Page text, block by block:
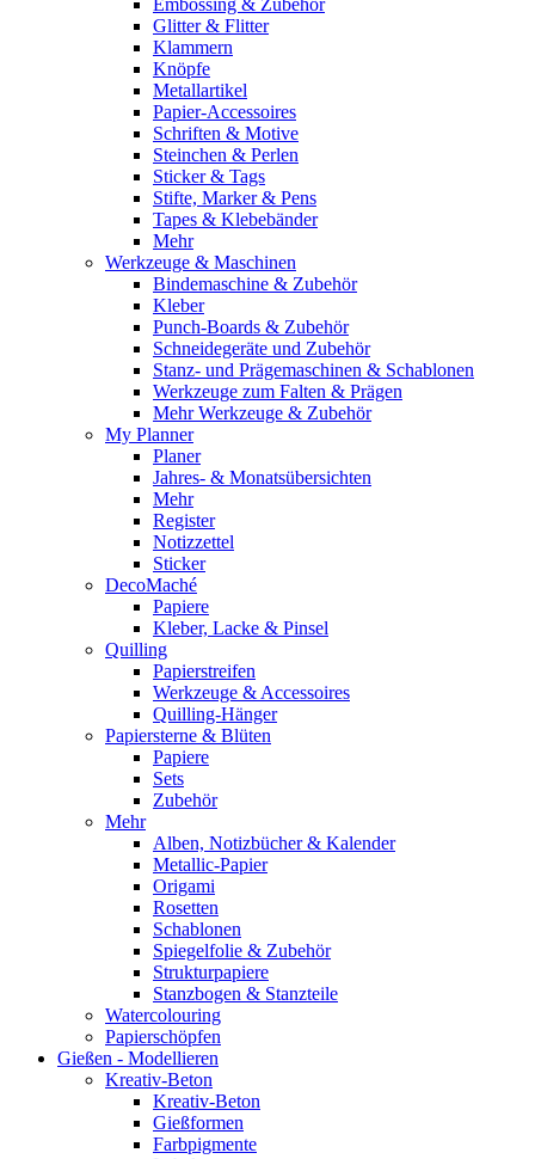
Embossing & Zubehör
Glitter & Flitter
Klammern
Knöpfe
Metallartikel
Papier-Accessoires
Schriften & Motive
Steinchen & Perlen
Sticker & Tags
Stifte, Marker & Pens
Tapes & Klebebänder
Mehr
Werkzeuge & Maschinen
Bindemaschine & Zubehör
Kleber
Punch-Boards & Zubehör
Schneidegeräte und Zubehör
Stanz- und Prägemaschinen & Schablonen
Werkzeuge zum Falten & Prägen
Mehr Werkzeuge & Zubehör
My Planner
Planer
Jahres- & Monatsübersichten
Mehr
Register
Notizzettel
Sticker
DecoMaché
Papiere
Kleber, Lacke & Pinsel
Quilling
Papierstreifen
Werkzeuge & Accessoires
Quilling-Hänger
Papiersterne & Blüten
Papiere
Sets
Zubehör
Mehr
Alben, Notizbücher & Kalender
Metallic-Papier
Origami
Rosetten
Schablonen
Spiegelfolie & Zubehör
Strukturpapiere
Stanzbogen & Stanzteile
Watercolouring
Papierschöpfen
Gießen - Modellieren
Kreativ-Beton
Kreativ-Beton
Gießformen
Farbpigmente